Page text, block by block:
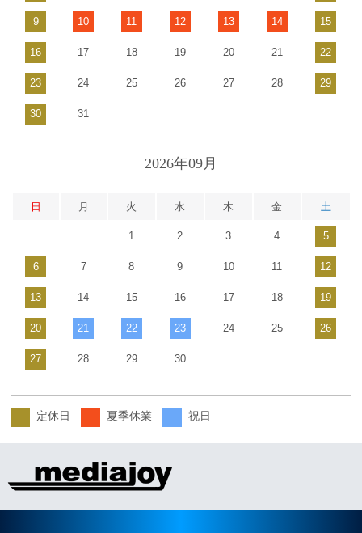
9 10 11 12 13 14 15
16 17 18 19 20 21 22
23 24 25 26 27 28 29
30 31
2026年09月
日 月 火 水 木 金 土
1 2 3 4 5
6 7 8 9 10 11 12
13 14 15 16 17 18 19
20 21 22 23 24 25 26
27 28 29 30
定休日 夏季休業 祝日